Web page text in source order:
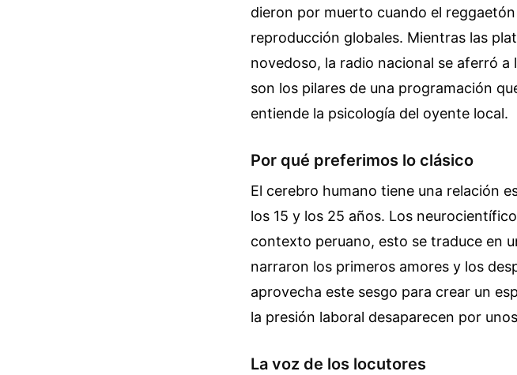
dieron por muerto cuando el
reproducción globales. Mientras las
novedoso, la radio nacional se aferró
son los pilares de una programación
entiende la psicología del oyente local.
Por qué preferimos lo clásico
El cerebro humano tiene una relación
los 15 y los 25 años. Los
contexto peruano, esto se traduce en
narraron los primeros amores y los
aprovecha este sesgo para crear un
la presión laboral desaparecen por
La voz de los locutores